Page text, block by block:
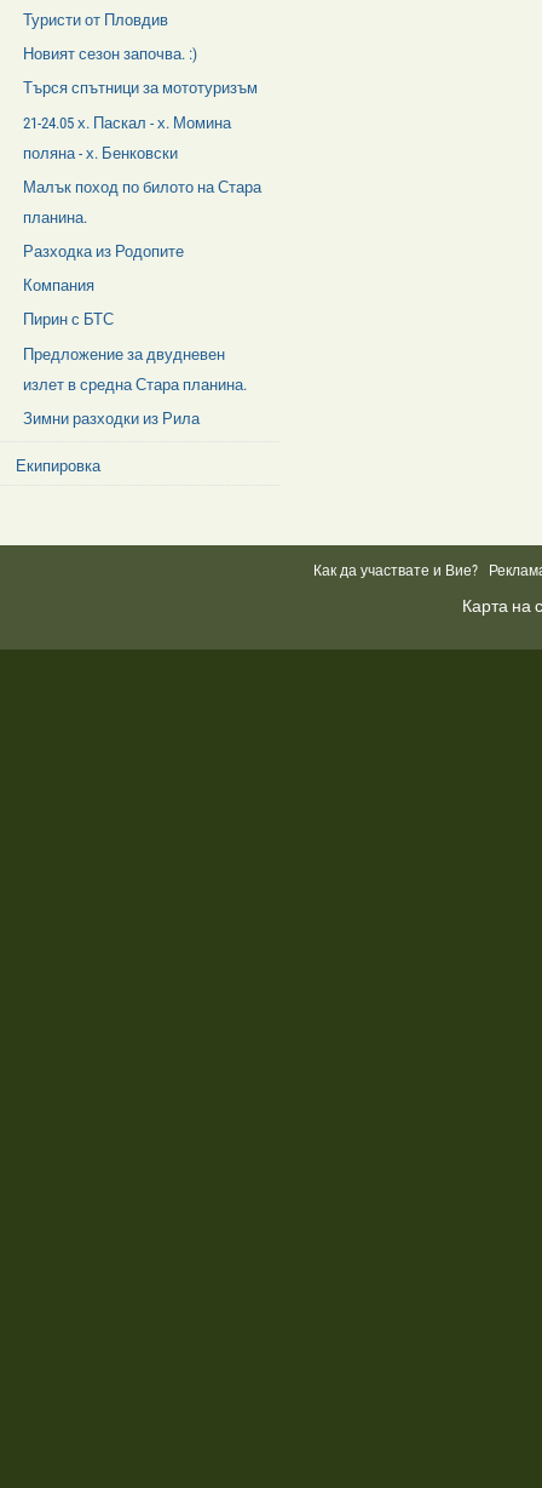
Туристи от Пловдив
Новият сезон започва. :)
Търся спътници за мототуризъм
21-24.05 х. Паскал - х. Момина
поляна - х. Бенковски
Малък поход по билото на Стара
планина.
Разходка из Родопите
Компания
Пирин с БТС
Предложение за двудневен
излет в средна Стара планина.
Зимни разходки из Рила
Екипировка
Как да участвате и Вие?
Карта на